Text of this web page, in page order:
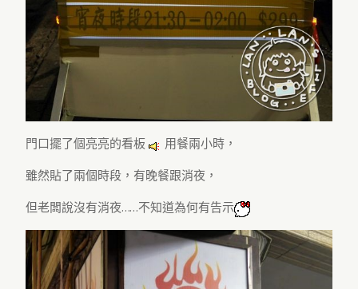
門口擺了個亮亮的看板 用餐兩小時，
雖然貼了兩個時段，有晚餐跟消夜，
但老闆說沒有消夜……不知道為何有告示